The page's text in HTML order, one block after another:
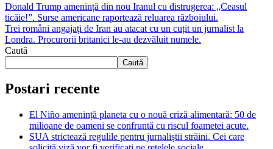
Donald Trump amenință din nou Iranul cu distrugerea: „Ceasul
ticăie!”. Surse americane raportează reluarea războiului.
Trei români angajați de Iran au atacat cu un cuțit un jurnalist la
Londra. Procurorii britanici le-au dezvăluit numele.
Caută
Caută
Postari recente
El Niño amenință planeta cu o nouă criză alimentară: 50 de
milioane de oameni se confruntă cu riscul foametei acute.
SUA strictează regulile pentru jurnaliștii străini. Cei care